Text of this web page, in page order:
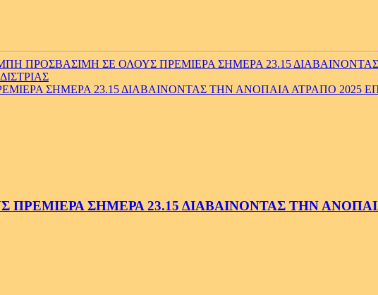
ΠΡΟΣΒΑΣΙΜΗ ΣΕ ΟΛΟΥΣ ΠΡΕΜΙΕΡΑ ΣΗΜΕΡΑ 23.15
ΣΗΜΕΡΑ 23.15 ΔΙΑΒΑΙΝΟΝΤΑΣ ΤΗΝ ΑΝΟΠΑΙΑ ΑΤΡΑΠΟ 2025
ΣΗΜΕΡΑ 23.15 ΔΙΑΒΑΙΝΟΝΤΑΣ ΤΗΝ